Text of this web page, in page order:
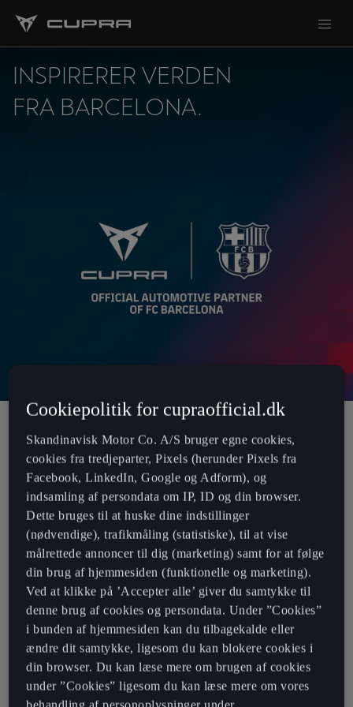
INSPIRERER VERDEN
FRA BARCELONA.
CUPRAs dedikation til sport og innovation har ført mærket i favnen
på et af verdens største sportsbrands, FC Barcelona, der deler
hjemby med vores stærke brand. CUPRA er nu Official Automotive
and Mobility Partner – et perfekt match, hvor sportslighed og
innovation går hånd i hånd. Bliv derfor ikke overrasket, når du ser
verdens bedste spillere køre CUPRA.
”CUPRA og FC Barcelona
indgår 5-årigt partnerskab”
Cookiepolitik for cupraofficial.dk
Skandinavisk Motor Co. A/S bruger egne cookies,
cookies fra tredjeparter, Pixels (herunder Pixels fra
Facebook, LinkedIn, Google og Adform), og
indsamling af persondata om IP, ID og din browser.
Dette bruges til at huske dine indstillinger
(nødvendige), trafikmåling (statistiske), til at vise
målrettede annoncer til dig (marketing) samt for at følge
din brug af hjemmesiden (funktionelle og marketing).
Ved at klikke på ’Accepter alle’ giver du samtykke til
denne brug af cookies og persondata. Under ”Cookies”
i bunden af hjemmesiden kan du tilbagekalde eller
ændre dit samtykke, ligesom du kan blokere cookies i
din browser. Du kan læse mere om brugen af cookies
under ”Cookies” ligesom du kan læse mere om vores